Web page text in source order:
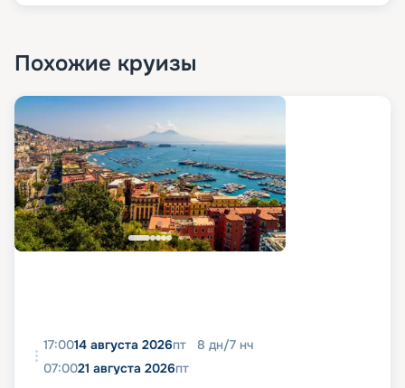
Похожие круизы
17:0014 августа 2026пт 8 дн/7 нч
07:0021 августа 2026пт